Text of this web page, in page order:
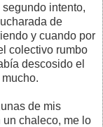
intento,
de
y cuando por
colectivo rumbo
descosido el
de mis
un chaleco, me lo